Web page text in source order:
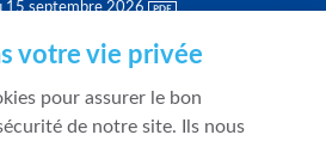
15 septembre 2026
votre vie privée
pour assurer le bon
de notre site. Ils nous